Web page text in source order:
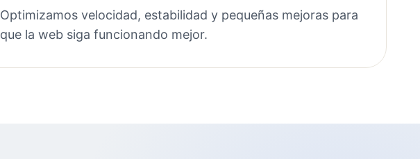
Optimizamos velocidad, estabilidad y pequeñas mejoras para
que la web siga funcionando mejor.